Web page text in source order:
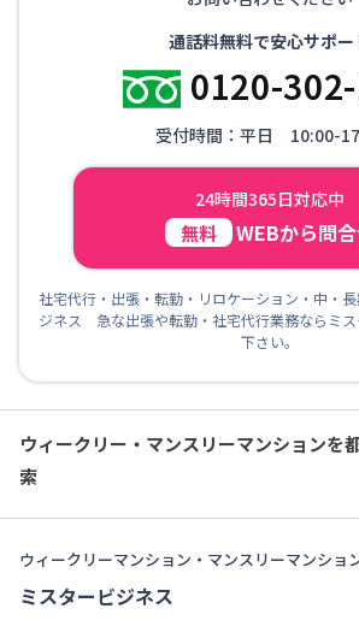
通話料無料で安心サポー
0120-
受付時間：平日 10:00-
24時間365日対応中
無料 WEBから問
社宅代行・出張・転勤・リロケーション・中・
ジネス 急な出張や転勤・社宅代行業務ならミ
下さい。
ウィークリー・マンスリーマンションを
索
ウィークリーマンション・マンスリーマンショ
ミスタービジネス